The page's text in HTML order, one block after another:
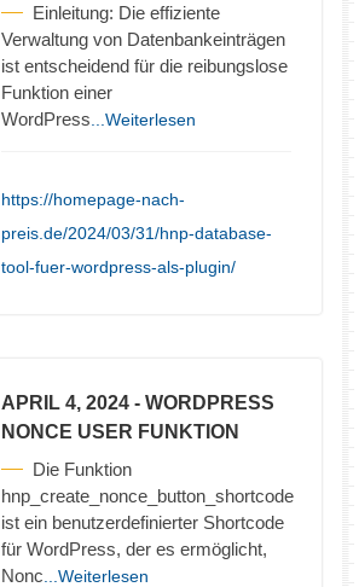
Einleitung: Die effiziente
Verwaltung von Datenbankeinträgen
ist entscheidend für die reibungslose
Funktion einer
WordPress ...Weiterlesen
https://homepage-nach-
preis.de/2024/03/31/hnp-database-
tool-fuer-wordpress-als-plugin/
APRIL 4, 2024 - WORDPRESS
NONCE USER FUNKTION
Die Funktion
hnp_create_nonce_button_shortcode
ist ein benutzerdefinierter Shortcode
für WordPress, der es ermöglicht,
Nonc ...Weiterlesen